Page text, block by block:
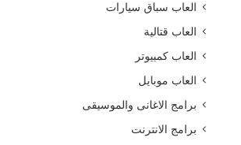
العاب سباق سيارات
العاب قتالية
العاب كمبيوتر
العاب موبايل
برامج الاغانى والموسيقى
برامج الانترنت